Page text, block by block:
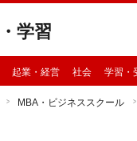
学習
起業・経営 社会 学習・
MBA・ビジネススクール